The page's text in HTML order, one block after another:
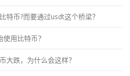
特币?而要通过usdt这个桥梁？
用比特币？
大跌，为什么会这样？